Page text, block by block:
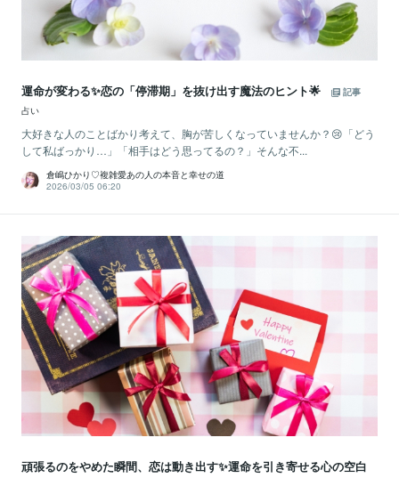
運命が変わる✨恋の「停滞期」を抜け出す魔法のヒント🌟
記事
占い
大好きな人のことばかり考えて、胸が苦しくなっていませんか？😢「どう
して私ばっかり…」「相手はどう思ってるの？」そんな不...
倉嶋ひかり♡複雑愛あの人の本音と幸せの道
2026/03/05 06:20
頑張るのをやめた瞬間、恋は動き出す✨運命を引き寄せる心の空白